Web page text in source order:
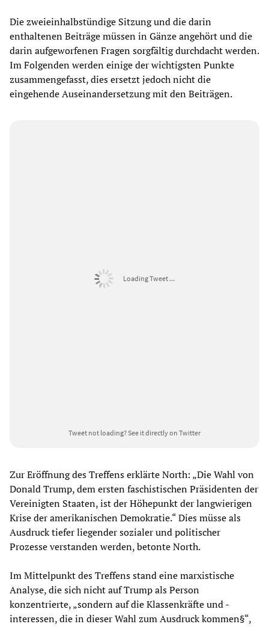
Die zweieinhalbstündige Sitzung und die darin
enthaltenen Beiträge müssen in Gänze angehört und die
darin aufgeworfenen Fragen sorgfältig durchdacht werden.
Im Folgenden werden einige der wichtigsten Punkte
zusammengefasst, dies ersetzt jedoch nicht die
eingehende Auseinandersetzung mit den Beiträgen.
Loading Tweet ...
Tweet not loading?See it directly on Twitter
Zur Eröffnung des Treffens erklärte North: „Die Wahl von
Donald Trump, dem ersten faschistischen Präsidenten der
Vereinigten Staaten, ist der Höhepunkt der langwierigen
Krise der amerikanischen Demokratie.“ Dies müsse als
Ausdruck tiefer liegender sozialer und politischer
Prozesse verstanden werden, betonte North.
Im Mittelpunkt des Treffens stand eine marxistische
Analyse, die sich nicht auf Trump als Person
konzentrierte, „sondern auf die Klassenkräfte und -
interessen, die in dieser Wahl zum Ausdruck kommen§“,